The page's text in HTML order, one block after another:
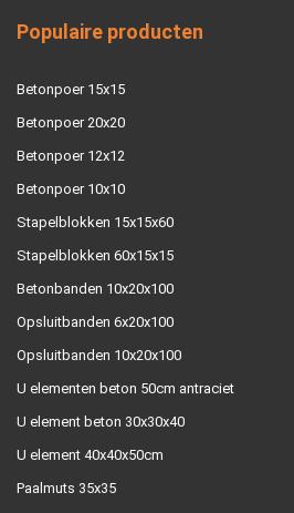
Populaire producten
Betonpoer 15x15
Betonpoer 20x20
Betonpoer 12x12
Betonpoer 10x10
Stapelblokken 15x15x60
Stapelblokken 60x15x15
Betonbanden 10x20x100
Opsluitbanden 6x20x100
Opsluitbanden 10x20x100
U elementen beton 50cm antraciet
U element beton 30x30x40
U element 40x40x50cm
Paalmuts 35x35